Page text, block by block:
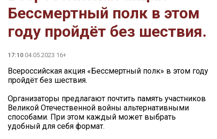
Бессмертный полк в этом
году пройдёт без шествия.
17:10 04.05.2023 16+
Всероссийская акция «Бессмертный полк» в этом году
пройдёт без шествия.
Организаторы предлагают почтить память участников
Великой Отечественной войны альтернативными
способами. При этом каждый может выбрать
удобный для себя формат.